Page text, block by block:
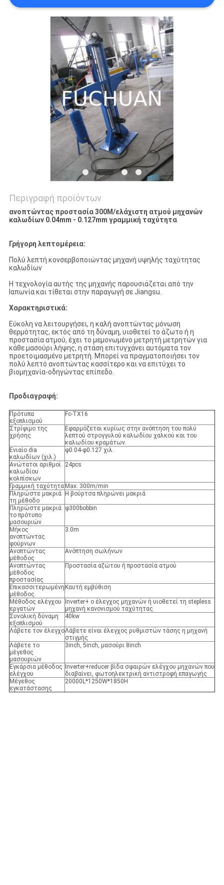
ΥΠΟΘΈΣΕΙΣ
PRIVACY
Περιγραφή προϊόντων
ανοπτώντας προστασία 300M/ελάχιστη ατμού μηχανών
καλωδίων 0.04mm - 0.127mm γραμμική ταχύτητα
Γρήγορη λεπτομέρεια:
Πολύ λεπτή κονσερβοποιώντας μηχανή υψηλής ταχύτητας
καλωδίων
Η τεχνολογία αυτής της μηχανής παρουσιάζεται από την
Ιαπωνία και τίθεται στην παραγωγή σε Jiangsu.
Χαρακτηριστικά:
Εύκολη να λειτουργήσει, η καλή ανοπτώντας μόνωση
θερμότητας, εκτός από τη δύναμη, υιοθετεί το άζωτο ή η
προστασία ατμού, έχει το μεμονωμένο μετρητή μετρητών για
κάθε μασούρι λήψης, η στάση επιτυγχάνει αυτόματα τον
προετοιμασμένο μετρητή. Μπορεί να πραγματοποιήσει τον
πολύ λεπτό ανοπτώντας κασσίτερο και να επιτύχει το
βιομηχανία-οδηγώντας επίπεδο.
Προδιαγραφή:
Πρότυπα
εξοπλισμού
Fc-TX16
Στρίψιμο της
χρήσης
Εφαρμόζεται κυρίως στην ανόπτηση του πολύ
λεπτού στρογγυλού καλωδίου χαλκού και του
καλωδίου κραμάτων.
Ενιαίο dia
καλωδίων (χιλ.)
φ0.04-φ0.127 χιλ.
Ανώτατοι αριθμοί
καλωδίου
κολπίσκων
24pcs
Γραμμική ταχύτητα Max: 300m/min
Πληρώστε μακριά
τη μέθοδο
Η βούρτσα πληρώνει μακριά
Πληρώστε μακριά
το πρότυπο
μασουριών
φ300bobbin
Μήκος
ανοπτώντας
φούρνων
3.0m
Ανοπτώντας
μέθοδος
Ανόπτηση σωλήνων
Ανοπτώντας
μέθοδος
προστασίας
Προστασία αζώτου ή προστασία ατμού
Επικασσιτερωμένη
μέθοδος
Καυτή εμβύθιση
Μέθοδος ελέγχου
εργατών
Inverter+ ο έλεγχος μηχανών ή υιοθετεί τη stepless
μηχανή κανονισμού ταχύτητας
Συνολική δύναμη
εξοπλισμού
40kw
Λάβετε τον έλεγχοΛάβετε είναι έλεγχος ρυθμιστών τάσης η μηχανή
στιγμής
Λάβετε το
μέγεθος
μασουριών
3inch, 5inch, μασούρι 8inch
Εγκάρσια μέθοδος
ελέγχου
Inverter+reducer βίδα σφαιρών ελέγχου μηχανών που
διαβαίνει, φωτοηλεκτρική αντιστροφή επαγωγής
Μέγεθος
εγκατάστασης
20000L*1250W*1850H